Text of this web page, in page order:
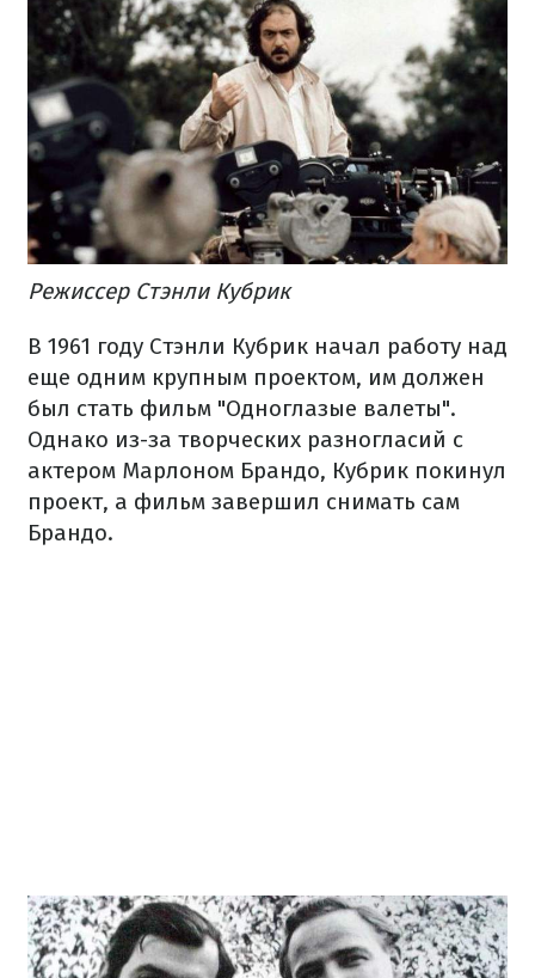
Режиссер Стэнли Кубрик
В 1961 году Стэнли Кубрик начал работу над
еще одним крупным проектом, им должен
был стать фильм "Одноглазые валеты".
Однако из-за творческих разногласий с
актером Марлоном Брандо, Кубрик покинул
проект, а фильм завершил снимать сам
Брандо.